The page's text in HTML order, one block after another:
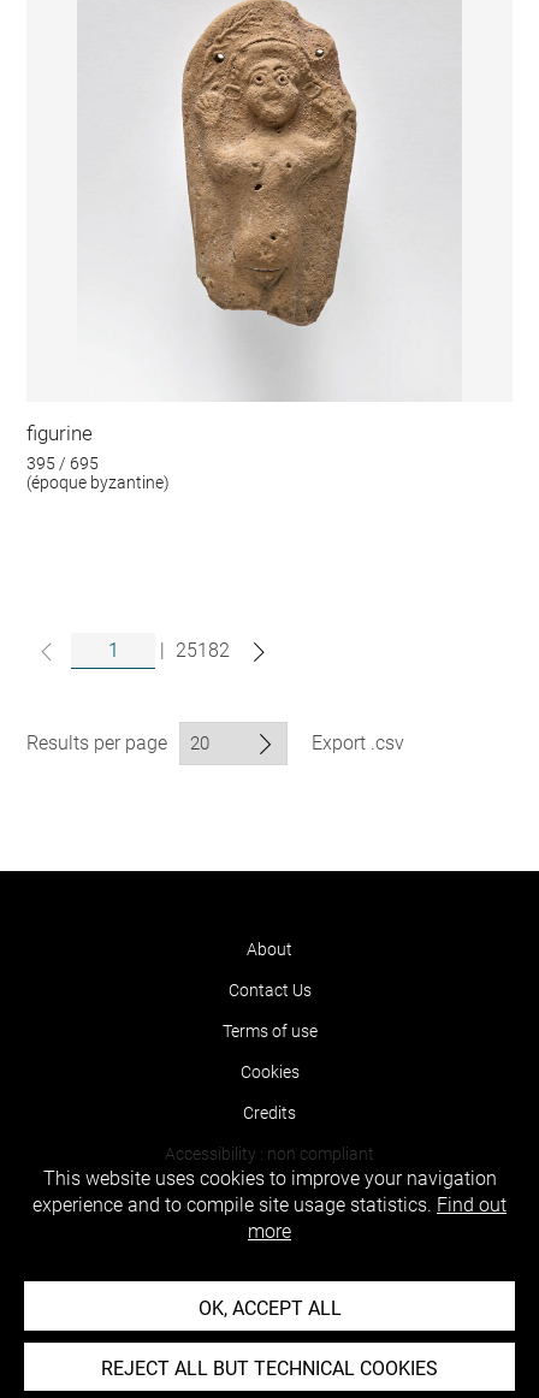
figurine
395 / 695
(époque byzantine)
| 25182
Results per page Export .csv
About
Contact Us
Terms of use
Cookies
Credits
Accessibility : non compliant
This website uses cookies to improve your navigation
experience and to compile site usage statistics. Find out
more
OK, ACCEPT ALL
REJECT ALL BUT TECHNICAL COOKIES